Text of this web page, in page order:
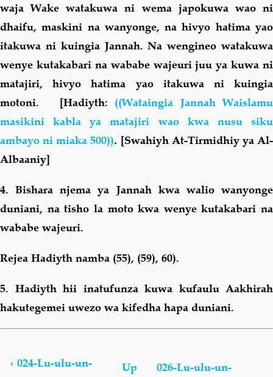
waja Wake watakuwa ni wema japokuwa wao ni
dhaifu, maskini na wanyonge, na hivyo hatima yao
itakuwa ni kuingia Jannah. Na wengineo watakuwa
wenye kutakabari na wababe wajeuri juu ya kuwa ni
matajiri, hivyo hatima yao itakuwa ni kuingia
motoni. [Hadiyth: ((Wataingia Jannah Waislamu
masikini kabla ya matajiri wao kwa nusu siku
ambayo ni miaka 500)). [Swahiyh At-Tirmidhiy ya Al-
Albaaniy]
4. Bishara njema ya Jannah kwa walio wanyonge
duniani, na tisho la moto kwa wenye kutakabari na
wababe wajeuri.
Rejea Hadiyth namba (55), (59), 60).
5. Hadiyth hii inatufunza kuwa kufaulu Aakhirah
hakutegemei uwezo wa kifedha hapa duniani.
links
‹ 024-Lu-ulu-un-
Up
026-Lu-ulu-un-